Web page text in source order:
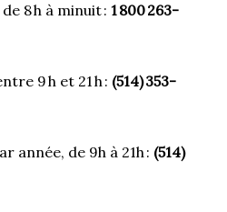
8 h à minuit : 1 800 263-
9 h et 21 h : (514) 353-
année, de 9h à 21h : (514)